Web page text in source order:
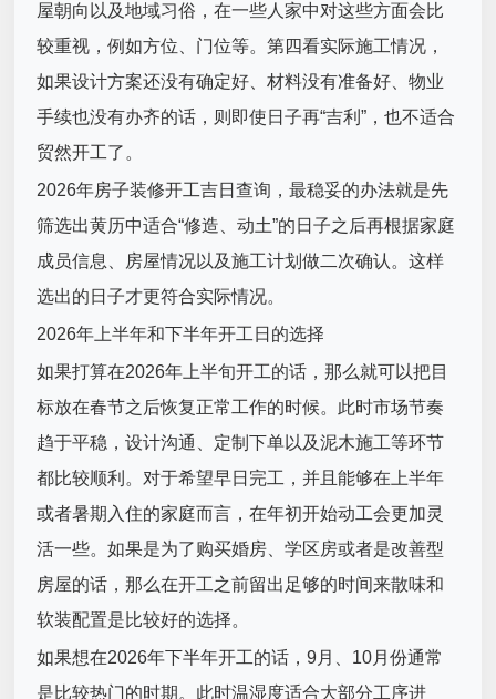
屋朝向以及地域习俗，在一些人家中对这些方面会比
较重视，例如方位、门位等。第四看实际施工情况，
如果设计方案还没有确定好、材料没有准备好、物业
手续也没有办齐的话，则即使日子再“吉利”，也不适合
贸然开工了。
2026年房子装修开工吉日查询，最稳妥的办法就是先
筛选出黄历中适合“修造、动土”的日子之后再根据家庭
成员信息、房屋情况以及施工计划做二次确认。这样
选出的日子才更符合实际情况。
2026年上半年和下半年开工日的选择
如果打算在2026年上半旬开工的话，那么就可以把目
标放在春节之后恢复正常工作的时候。此时市场节奏
趋于平稳，设计沟通、定制下单以及泥木施工等环节
都比较顺利。对于希望早日完工，并且能够在上半年
或者暑期入住的家庭而言，在年初开始动工会更加灵
活一些。如果是为了购买婚房、学区房或者是改善型
房屋的话，那么在开工之前留出足够的时间来散味和
软装配置是比较好的选择。
如果想在2026年下半年开工的话，9月、10月份通常
是比较热门的时期。此时温湿度适合大部分工序进